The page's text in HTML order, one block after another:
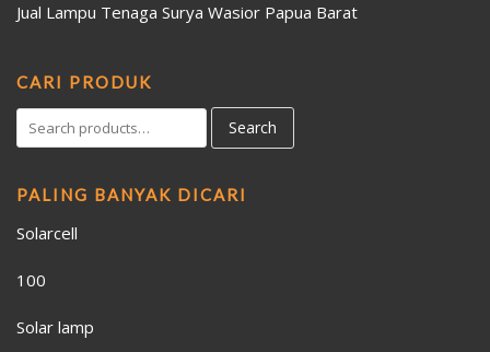
Jual Lampu Tenaga Surya Wasior Papua Barat
CARI PRODUK
Search
PALING BANYAK DICARI
Solarcell
100
Solar lamp